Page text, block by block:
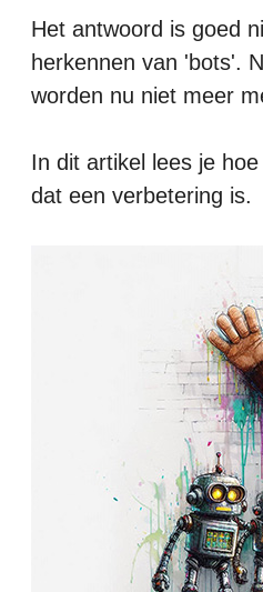
Het antwoord is goed
herkennen van 'bots'.
worden nu niet meer
In dit artikel lees je
dat een verbetering is.